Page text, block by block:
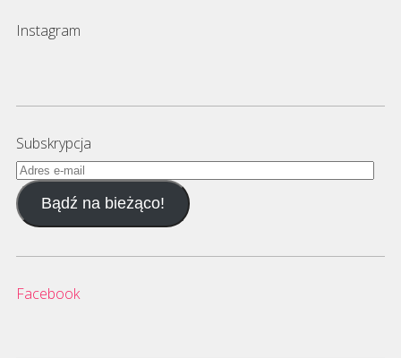
Instagram
Subskrypcja
Adres
e-
mailBądź na bieżąco!
Facebook